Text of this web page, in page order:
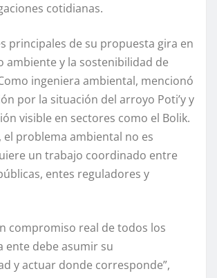
cotidianas.
principales de su propuesta gira en
ambiente y la sostenibilidad de
ingeniera ambiental, mencionó
por la situación del arroyo Poti’y y
visible en sectores como el Bolik.
el problema ambiental no es
un trabajo coordinado entre
entes reguladores y
compromiso real de todos los
ente debe asumir su
y actuar donde corresponde”,